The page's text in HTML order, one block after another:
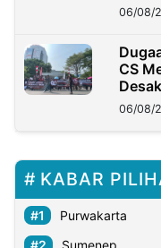
06/08/
CS
06/08/
KABAR
Purwakarta
Sumenep